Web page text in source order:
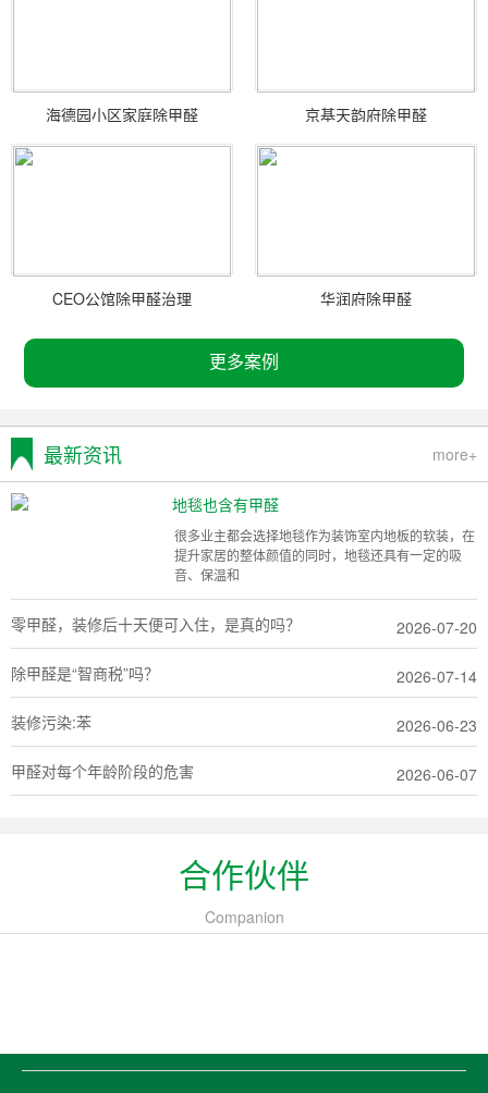
海德园小区家庭除甲醛 京基天韵府除甲醛
CEO公馆除甲醛治理 华润府除甲醛
更多案例
最新资讯 more+
地毯也含有甲醛
很多业主都会选择地毯作为装饰室内地板的软装，在
提升家居的整体颜值的同时，地毯还具有一定的吸
音、保温和
零甲醛，装修后十天便可入住，是真的吗？ 2026-07-20
除甲醛是“智商税”吗？ 2026-07-14
装修污染:苯 2026-06-23
甲醛对每个年龄阶段的危害 2026-06-07
合作伙伴
Companion